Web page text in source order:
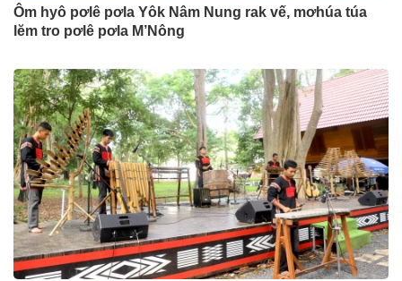
Ôm hyô pơlê pơla Yôk Nâm Nung rak vế, mơhúa túa
lĕm tro pơlê pơla M’Nông